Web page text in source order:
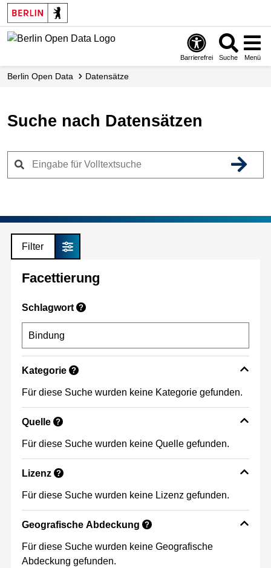
Skip
to
main
Barrierefrei Suche Menü
Berlin Open Data Datensätze
Suche nach Datensätzen
Filter
Facettierung
Schlagwort ?
Kategorie ?
Für diese Suche wurden keine Kategorie gefunden.
Quelle ?
Für diese Suche wurden keine Quelle gefunden.
Lizenz ?
Für diese Suche wurden keine Lizenz gefunden.
Geografische Abdeckung ?
Für diese Suche wurden keine Geografische
Abdeckung gefunden.